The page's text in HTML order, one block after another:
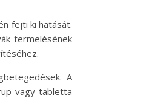
fejti ki hatását.
termelésének
A
vagy tabletta